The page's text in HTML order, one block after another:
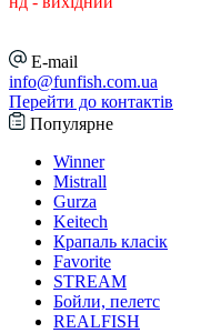
E-mail
info@funfish.com.ua
Перейти до контактів
Популярне
Winner
Mistrall
Gurza
Keitech
Крапаль класік
Favorite
STREAM
Бойли, пелетс
REALFISH